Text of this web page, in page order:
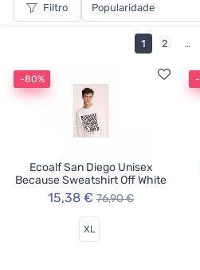
Filtro
1 2 …
-80%
Ecoalf San Diego Unisex
Because Sweatshirt Off White
15,38 € 76,90 €
XL